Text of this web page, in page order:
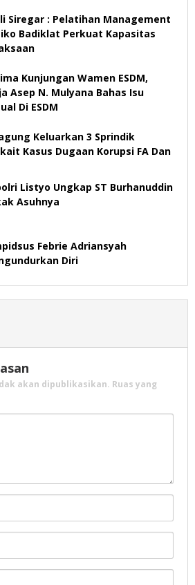
Siregar : Pelatihan Management
Badiklat Perkuat Kapasitas
Kunjungan Wamen ESDM,
Asep N. Mulyana Bahas Isu
Di ESDM
Keluarkan 3 Sprindik
Kasus Dugaan Korupsi FA Dan
Listyo Ungkap ST Burhanuddin
Asuhnya
Febrie Adriansyah
Diri
akan dipublikasikan. Ruas yang